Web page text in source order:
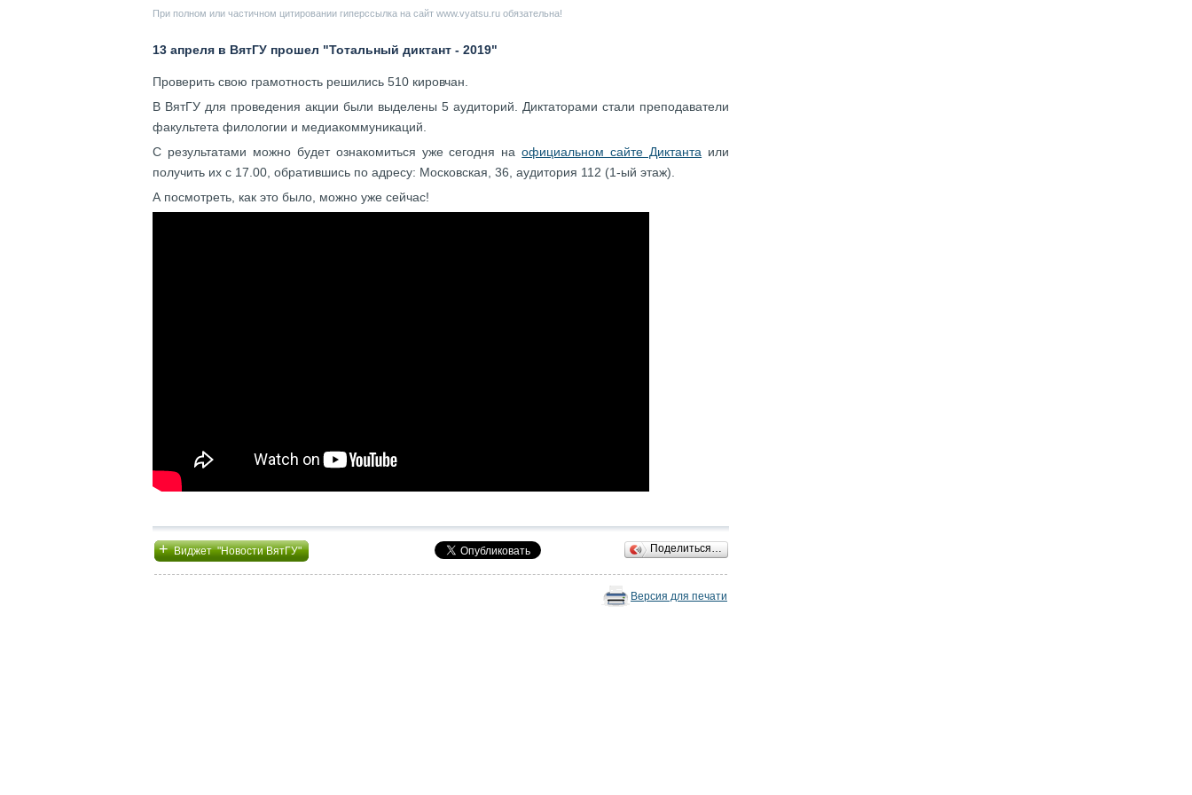
При полном или частичном цитировании гиперссылка на сайт www.vyatsu.ru обязательна!
13 апреля в ВятГУ прошел "Тотальный диктант - 2019"
Проверить свою грамотность решились 510 кировчан.
В ВятГУ для проведения акции были выделены 5 аудиторий. Диктаторами стали преподаватели
факультета филологии и медиакоммуникаций.
С результатами можно будет ознакомиться уже сегодня наофициальном сайте Диктанта или
получить их с 17.00, обратившись по адресу: Московская, 36, аудитория 112 (1-ый этаж).
А посмотреть, как это было, можно уже сейчас!
+Виджет "Новости ВятГУ" Поделиться…
Версия для печати